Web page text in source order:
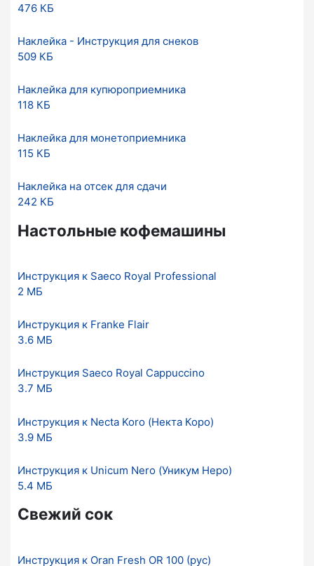
476 КБ
Наклейка - Инструкция для снеков
509 КБ
Наклейка для купюроприемника
118 КБ
Наклейка для монетоприемника
115 КБ
Наклейка на отсек для сдачи
242 КБ
Настольные кофемашины
Инструкция к Saeco Royal Professional
2 МБ
Инструкция к Franke Flair
3.6 МБ
Инструкция Saeco Royal Cappuccino
3.7 МБ
Инструкция к Necta Koro (Некта Коро)
3.9 МБ
Инструкция к Unicum Nero (Уникум Неро)
5.4 МБ
Свежий сок
Инструкция к Oran Fresh OR 100 (рус)